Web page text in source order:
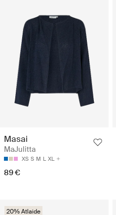
Masai
MaJulitta
XS S M L XL
89 €
20% Atlaide